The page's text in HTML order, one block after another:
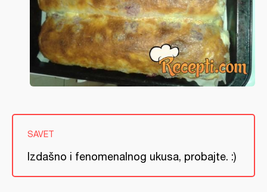
SAVET
Izdašno i fenomenalnog ukusa, probajte. :)